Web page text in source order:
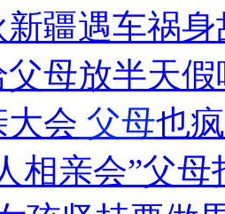
痛下狠手拳打脚踢
生回应
霸凌主义
片面不公正
疆遇车祸身
父母放半天
大会 父母也
相亲会”父